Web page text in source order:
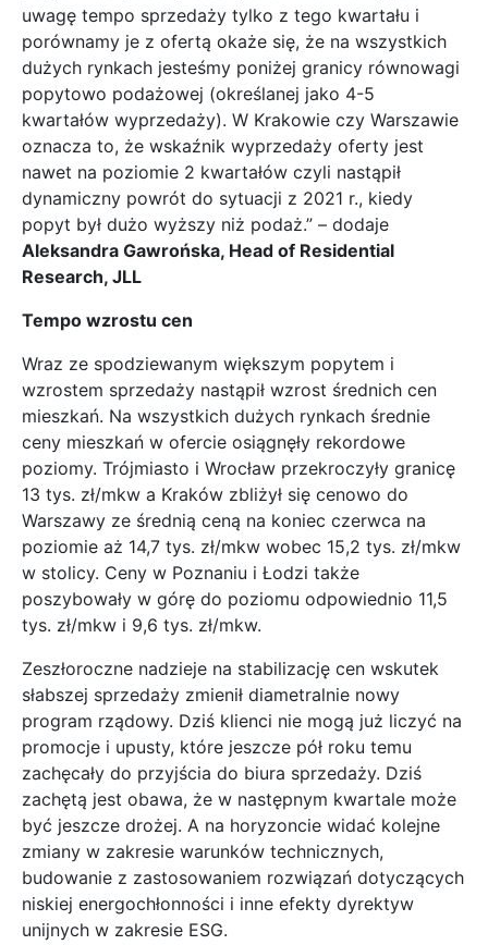
uwagę tempo sprzedaży tylko z tego kwartału i
porównamy je z ofertą okaże się, że na wszystkich
dużych rynkach jesteśmy poniżej granicy równowagi
popytowo podażowej (określanej jako 4-5
kwartałów wyprzedaży). W Krakowie czy Warszawie
oznacza to, że wskaźnik wyprzedaży oferty jest
nawet na poziomie 2 kwartałów czyli nastąpił
dynamiczny powrót do sytuacji z 2021 r., kiedy
popyt był dużo wyższy niż podaż.” – dodaje
Aleksandra Gawrońska, Head of Residential
Research, JLL
Tempo wzrostu cen
Wraz ze spodziewanym większym popytem i
wzrostem sprzedaży nastąpił wzrost średnich cen
mieszkań. Na wszystkich dużych rynkach średnie
ceny mieszkań w ofercie osiągnęły rekordowe
poziomy. Trójmiasto i Wrocław przekroczyły granicę
13 tys. zł/mkw a Kraków zbliżył się cenowo do
Warszawy ze średnią ceną na koniec czerwca na
poziomie aż 14,7 tys. zł/mkw wobec 15,2 tys. zł/mkw
w stolicy. Ceny w Poznaniu i Łodzi także
poszybowały w górę do poziomu odpowiednio 11,5
tys. zł/mkw i 9,6 tys. zł/mkw.
Zeszłoroczne nadzieje na stabilizację cen wskutek
słabszej sprzedaży zmienił diametralnie nowy
program rządowy. Dziś klienci nie mogą już liczyć na
promocje i upusty, które jeszcze pół roku temu
zachęcały do przyjścia do biura sprzedaży. Dziś
zachętą jest obawa, że w następnym kwartale może
być jeszcze drożej. A na horyzoncie widać kolejne
zmiany w zakresie warunków technicznych,
budowanie z zastosowaniem rozwiązań dotyczących
niskiej energochłonności i inne efekty dyrektyw
unijnych w zakresie ESG.